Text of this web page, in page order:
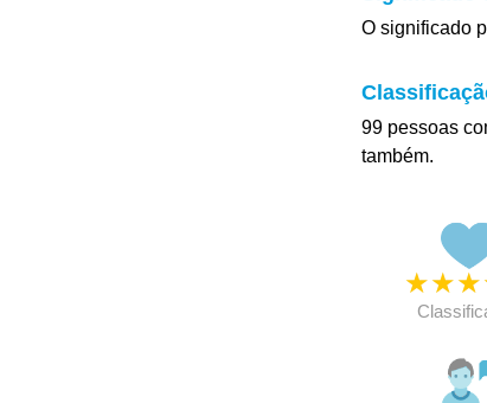
O significado
99 pessoas
também.
★★★